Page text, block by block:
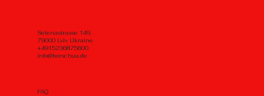
Selenastrasse 149,
79000 Lviv Ukraine
+4915236875600
info@borschua.de
FAQ